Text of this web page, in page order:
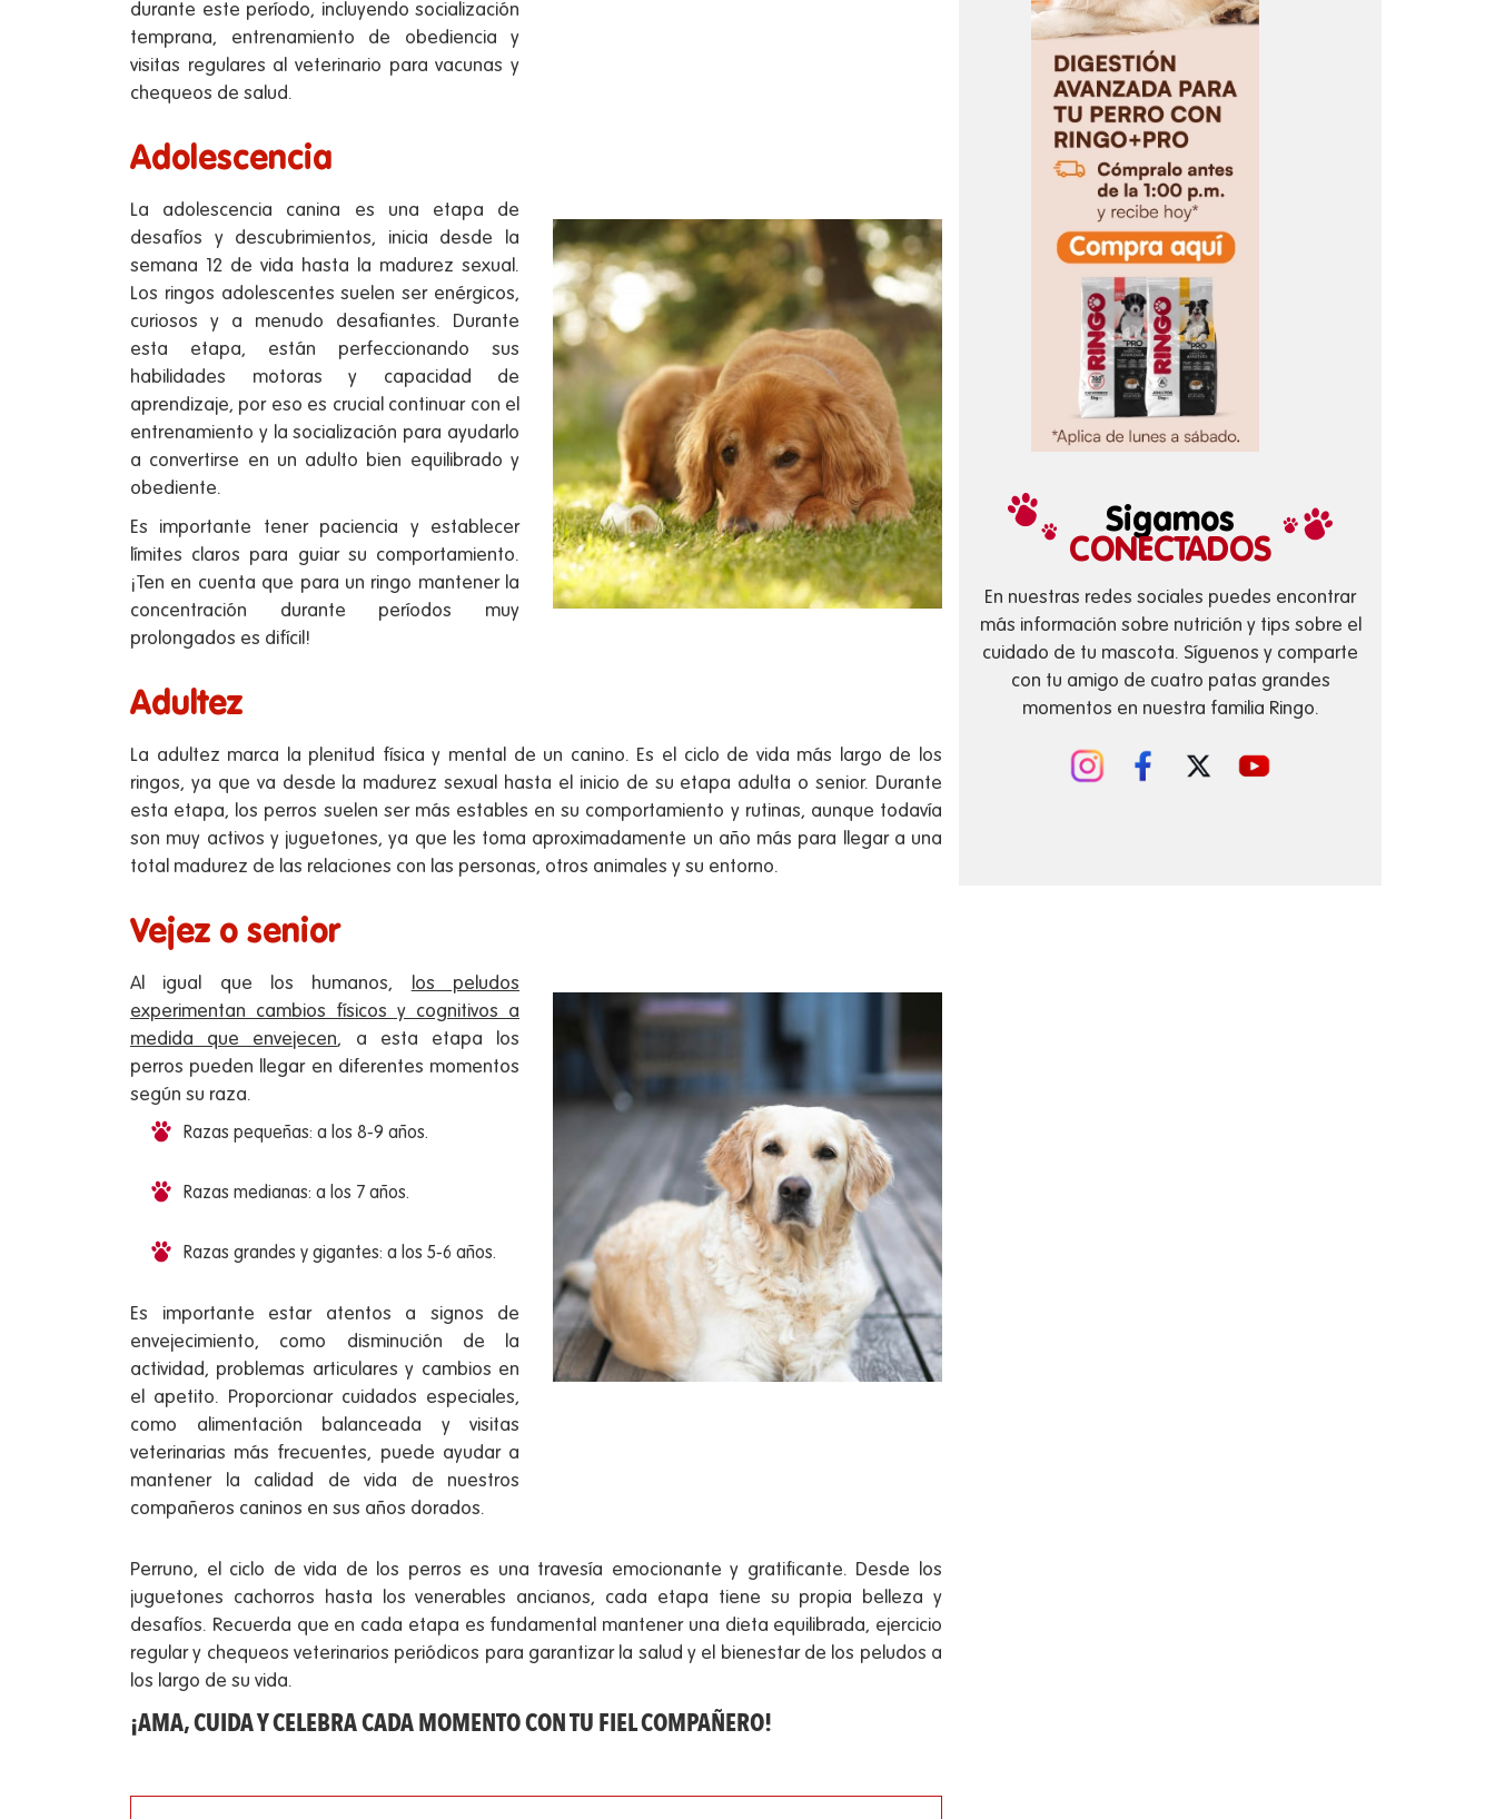
durante este período, incluyendo socialización
temprana, entrenamiento de obediencia y
visitas regulares al veterinario para vacunas y
chequeos de salud.
Adolescencia
La adolescencia canina es una etapa de
desafíos y descubrimientos, inicia desde la
semana 12 de vida hasta la madurez sexual.
Los ringos adolescentes suelen ser enérgicos,
curiosos y a menudo desafiantes. Durante
esta etapa, están perfeccionando sus
habilidades motoras y capacidad de
aprendizaje, por eso es crucial continuar con el
entrenamiento y la socialización para ayudarlo
a convertirse en un adulto bien equilibrado y
obediente.
Es importante tener paciencia y establecer
límites claros para guiar su comportamiento.
¡Ten en cuenta que para un ringo mantener la
concentración durante períodos muy
prolongados es difícil!
Adultez
La adultez marca la plenitud física y mental de un canino. Es el ciclo de vida más largo de los
ringos, ya que va desde la madurez sexual hasta el inicio de su etapa adulta o senior. Durante
esta etapa, los perros suelen ser más estables en su comportamiento y rutinas, aunque todavía
son muy activos y juguetones, ya que les toma aproximadamente un año más para llegar a una
total madurez de las relaciones con las personas, otros animales y su entorno.
Vejez o senior
Al igual que los humanos, los peludos
experimentan cambios físicos y cognitivos a
medida que envejecen, a esta etapa los
perros pueden llegar en diferentes momentos
según su raza.
Razas pequeñas: a los 8-9 años.
Razas medianas: a los 7 años.
Razas grandes y gigantes: a los 5-6 años.
Es importante estar atentos a signos de
envejecimiento, como disminución de la
actividad, problemas articulares y cambios en
el apetito. Proporcionar cuidados especiales,
como alimentación balanceada y visitas
veterinarias más frecuentes, puede ayudar a
mantener la calidad de vida de nuestros
compañeros caninos en sus años dorados.
Perruno, el ciclo de vida de los perros es una travesía emocionante y gratificante. Desde los
juguetones cachorros hasta los venerables ancianos, cada etapa tiene su propia belleza y
desafíos. Recuerda que en cada etapa es fundamental mantener una dieta equilibrada, ejercicio
regular y chequeos veterinarios periódicos para garantizar la salud y el bienestar de los peludos a
los largo de su vida.
¡AMA, CUIDA Y CELEBRA CADA MOMENTO CON TU FIEL COMPAÑERO!
Sigamos
CONECTADOS
En nuestras redes sociales puedes encontrar
más información sobre nutrición y tips sobre el
cuidado de tu mascota. Síguenos y comparte
con tu amigo de cuatro patas grandes
momentos en nuestra familia Ringo.